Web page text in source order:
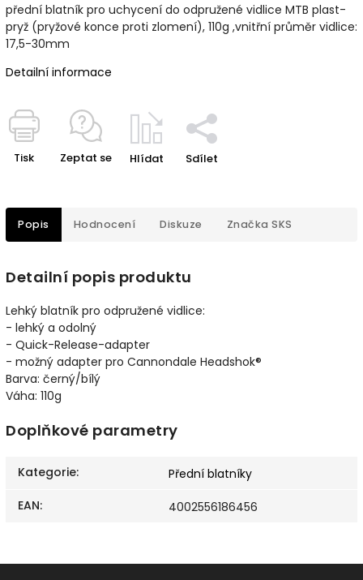
přední blatník pro uchycení do odpružené vidlice MTB plast-
pryž (pryžové konce proti zlomení), 110g ,vnitřní průměr vidlice:
17,5-30mm
Detailní informace
Tisk Zeptat se Hlídat Sdílet
Popis Hodnocení Diskuze Značka SKS
Detailní popis produktu
Lehký blatník pro odpružené vidlice:
- lehký a odolný
- Quick-Release-adapter
- možný adapter pro Cannondale Headshok®
Barva: černý/bílý
Váha: 110g
Doplňkové parametry
Kategorie:
Přední blatníky
EAN: 4002556186456